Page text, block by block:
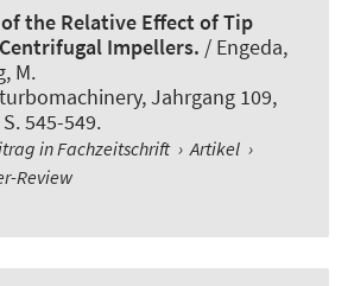
the Relative Effect of Tip
Impellers. / Engeda,
M.
, Jahrgang 109,
545-549.
in Fachzeitschrift › Artikel ›
Review